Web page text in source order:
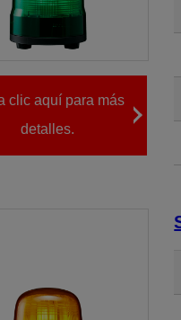
clic aquí para más
detalles.